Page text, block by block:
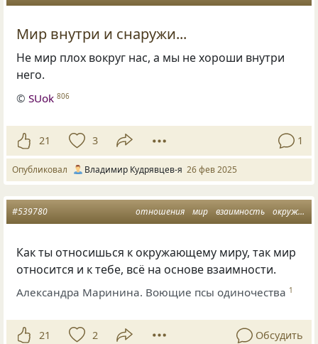
Мир внутри и снаружи...
Не мир плох вокруг нас, а мы не хороши внутри
него.
©SUok 806
21 3 1
Опубликовал Владимир Кудрявцев-я 26 фев 2025
отношения мир взаимность окружение
#539780
Как ты относишься к окружающему миру, так мир
относится и к тебе, всё на основе взаимности.
Александра Маринина. Воющие псы одиночества 1
21 2 Обсудить